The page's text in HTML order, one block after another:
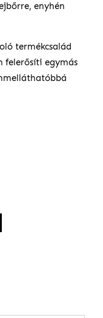
enyhén
termékcsalád
felerősíti egymás